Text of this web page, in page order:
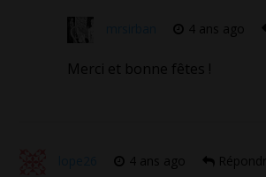
4 ans ago
Merci et bonne fêtes !
4 ans ago